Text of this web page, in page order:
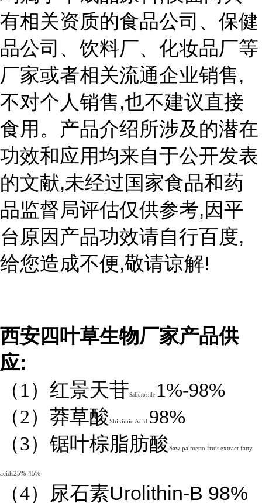
有相关资质的食品公司、保健
品公司、饮料厂、化妆品厂等
厂家或者相关流通企业销售,
不对个人销售,也不建议直接
食用。产品介绍所涉及的潜在
功效和应用均来自于公开发表
的文献,未经过国家食品和药
品监督局评估仅供参考,因平
台原因产品功效请自行百度,
给您造成不便,敬请谅解!
西安四叶草生物厂家产品供
应:
（1）红景天苷Salidroside 1%-98%
（2）莽草酸Shikimic Acid 98%
（3）锯叶棕脂肪酸Saw palmetto fruit extract fatty
acids25%-45%
（4） 尿石素Urolithin-B 98%